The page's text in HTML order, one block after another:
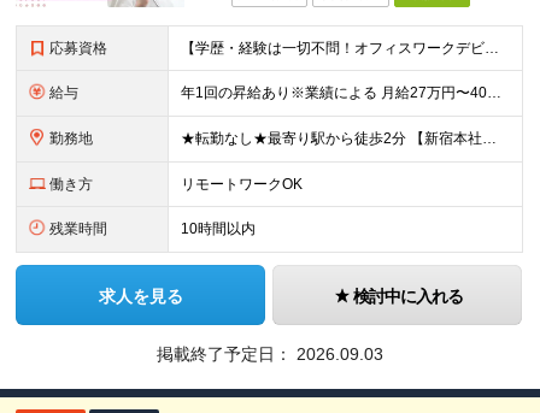
応募資格 【学歴・経験は一切不問！オフィスワークデビュー歓迎♪】 ●PCでの基本的な文字入力ができる方（Word、Excelの基本操作ができればOK） ☆こんな方にピッタリです☆ ◎スケジュール調整が得意な方
給与 年1回の昇給あり※業績による 月給27万円〜40万円＋皆勤手当（1万円）＋インセンティブ＋賞与年1回 ★インセンティブはマッチングの数で決定！ ・スタッフの8割は月2.5〜3万円程GET！ ・中に
勤務地 ★転勤なし★最寄り駅から徒歩2分 【新宿本社】 東京都新宿区新宿1-3-12 壱丁目参番館501
働き方 リモートワークOK
残業時間 10時間以内
求人を見る 検討中に入れる
掲載終了予定日： 2026.09.03